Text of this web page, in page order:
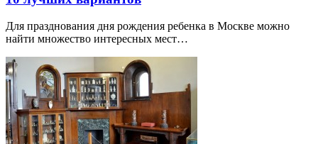
Для празднования дня рождения ребенка в Москве можно
найти множество интересных мест…